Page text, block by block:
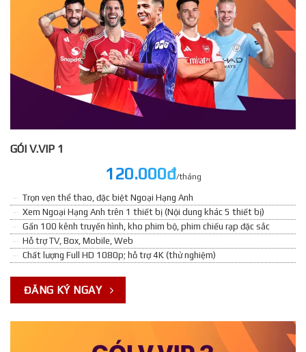
GÓI V.VIP 1
120.000đ/tháng
Trọn vẹn thể thao, đặc biệt Ngoại Hạng Anh
Xem Ngoại Hạng Anh trên 1 thiết bị (Nội dung khác 5 thiết bị)
Gần 100 kênh truyền hình, kho phim bộ, phim chiếu rạp đặc sắc
Hỗ trợ TV, Box, Mobile, Web
Chất lượng Full HD 1080p; hỗ trợ 4K (thử nghiệm)
ĐĂNG KÝ NGAY